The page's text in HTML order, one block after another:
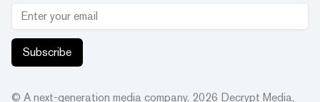
Subscribe
© A next-generation media company. 2026 Decrypt Media,